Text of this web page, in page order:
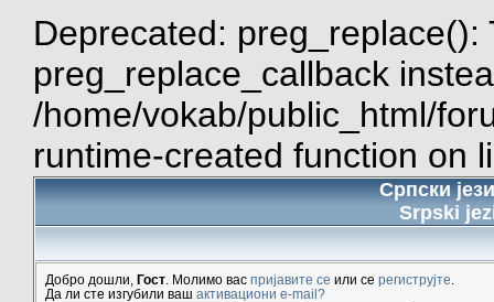
Deprecated:
preg_replace_callback
/home/vokab/public_html/
runtime-created function on
Српски
Srpski
Добро дошли, Гост . Молимо вас пријавите се или се региструјте
Да ли сте изгубили ваш активациони e-mail?